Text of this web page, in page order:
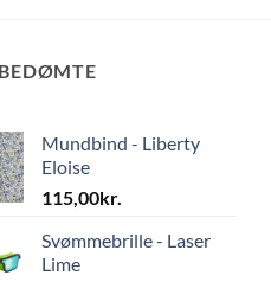
Mundbind - Liberty
Eloise
115,00kr.
Svømmebrille - Laser
Lime